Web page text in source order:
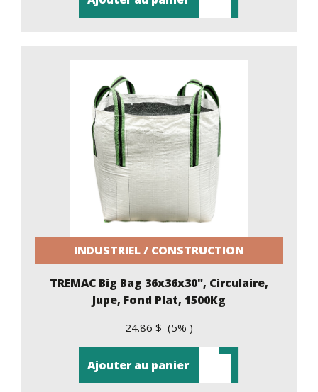
INDUSTRIEL / CONSTRUCTION
TREMAC Big Bag 36x36x30", Circulaire,
Jupe, Fond Plat, 1500Kg
24.86 $ (5% )
Ajouter au panier